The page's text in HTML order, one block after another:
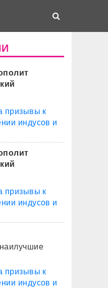
призывы к
индусов и
призывы к
индусов и
призывы к
индусов и